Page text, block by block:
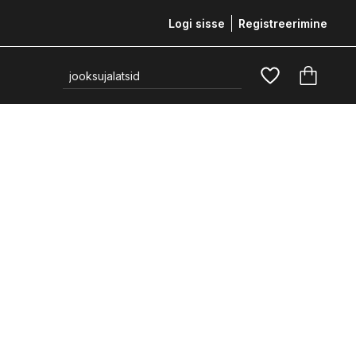
Logi sisse Registreerimine